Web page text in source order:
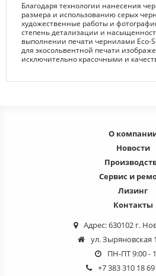
Благодаря технологии нанесения
размера и использованию серых
художественные работы и
степень детализации и
выполнении печати чернилами Eco-
для экосольвентной печати
исключительно красочными и
О
Новости
Сервис и
Лизинг
Контакты
Адрес: 630102 г.
ул. Зыряновская
ПН-ПТ 9:00 -
+7 383 310 18 69